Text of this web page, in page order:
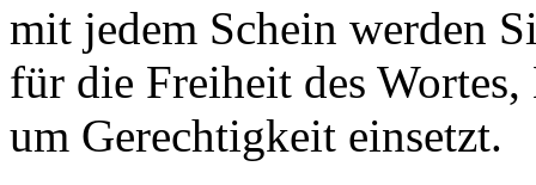
mit jedem Schein werden
für die Freiheit des
um Gerechtigkeit einsetzt.